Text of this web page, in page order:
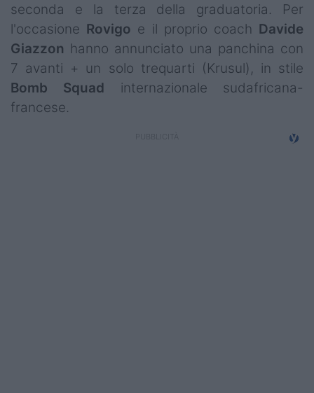
Serie A Elite
Campionati
Serie A
seconda e la terza della graduatoria. Per
l'occasione Rovigo e il proprio coach Davide
Giazzon hanno annunciato una panchina con
7 avanti + un solo trequarti (Krusul), in stile
Bomb
Squad internazionale sudafricana-
francese.